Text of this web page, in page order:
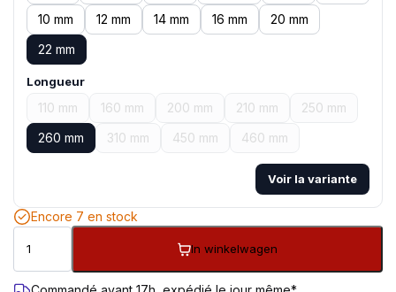
10 mm
12 mm 14 mm 16 mm
20 mm
22 mm
Longueur
110 mm 160 mm 200 mm 210 mm
250 mm
260 mm
310 mm 450 mm 460 mm
Voir la variante
Encore 7 en stock
In winkelwagen